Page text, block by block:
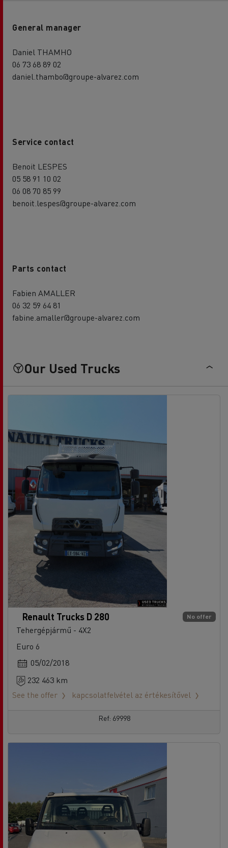
General manager
Daniel THAMHO
06 73 68 89 02
daniel.thambo@groupe-alvarez.com
Service contact
Benoit LESPES
05 58 91 10 02
06 08 70 85 99
benoit.lespes@groupe-alvarez.com
Parts contact
Fabien AMALLER
06 32 59 64 81
fabine.amaller@groupe-alvarez.com
Our Used Trucks
No offer
Renault Trucks D 280
Tehergépjármű - 4X2
Euro 6
05/02/2018
232 463 km
See the offer
kapcsolatfelvétel az értékesítővel
Ref: 69998